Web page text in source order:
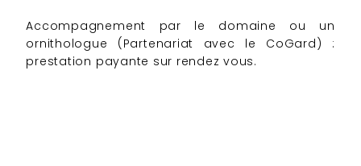
Accompagnement par le domaine ou un
ornithologue (Partenariat avec le CoGard) :
prestation payante sur rendez vous.